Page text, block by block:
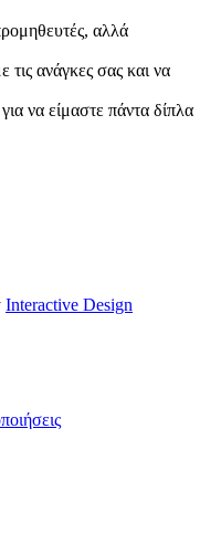
αλλά
ανάγκες σας και να
να είμαστε πάντα δίπλα
Interactive Design